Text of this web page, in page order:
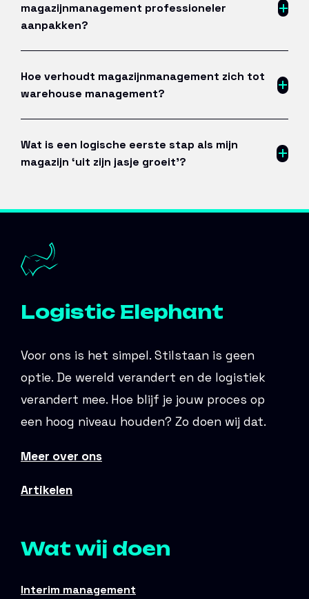
magazijnmanagement professioneler
aanpakken?
Hoe verhoudt magazijnmanagement zich tot
warehouse management?
Wat is een logische eerste stap als mijn
magazijn ‘uit zijn jasje groeit’?
Logistic Elephant
Voor ons is het simpel. Stilstaan is geen
optie. De wereld verandert en de logistiek
verandert mee. Hoe blijf je jouw proces op
een hoog niveau houden? Zo doen wij dat.
Meer over ons
Artikelen
Wat wij doen
Interim management